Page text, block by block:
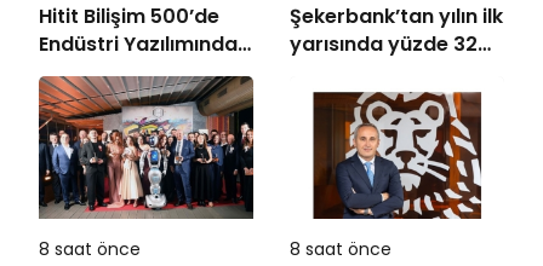
Hitit Bilişim 500’de
Endüstri Yazılımında
Birinci Sırada
Şekerbank’tan yılın ilk
yarısında yüzde 32
8 saat önce 8 saat önce